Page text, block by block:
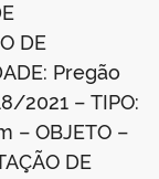
DE
Pregão
2021 – TIPO:
– OBJETO –
DE